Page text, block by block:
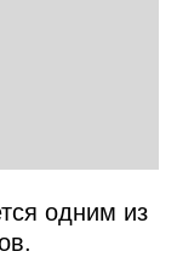
одним из